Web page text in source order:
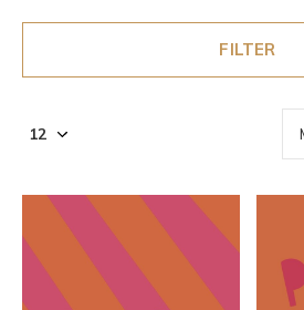
FILTER